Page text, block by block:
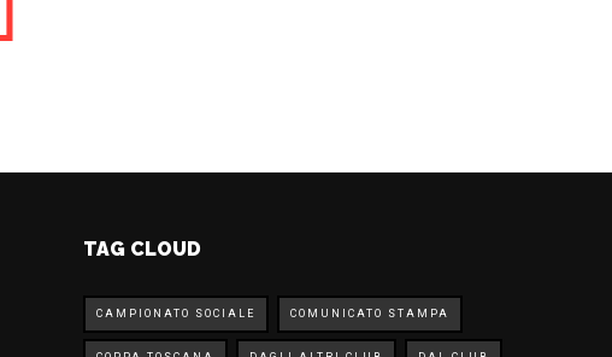
TAG CLOUD
CAMPIONATO SOCIALE COMUNICATO STAMPA